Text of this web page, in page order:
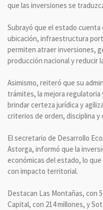
que las inversiones se
Subrayó que el estado
ubicación, infraestructura
permiten atraer inversiones,
producción nacional y reducir
Asimismo, reiteró que su
trámites, la mejora regulatoria
brindar certeza jurídica y
criterios de orden, disciplina y
El secretario de Desarrollo
Astorga, informó que la
económicas del estado, lo
con impacto territorial.
Destacan Las Montañas, con
Capital, con 214 millones, y